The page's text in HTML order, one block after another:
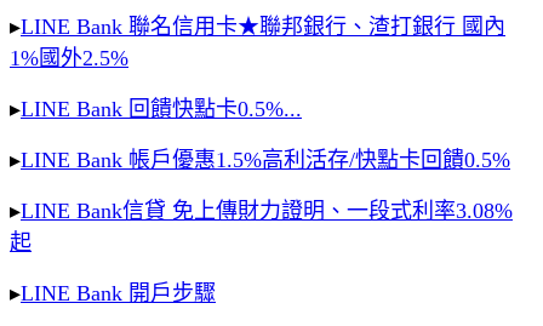
▸LINE Bank 聯名信用卡★聯邦銀行、渣打銀行 國內
1%國外2.5%
▸LINE Bank 回饋快點卡0.5%...
▸LINE Bank 帳戶優惠1.5%高利活存/快點卡回饋0.5%
▸LINE Bank信貸 免上傳財力證明、一段式利率3.08%
起
▸LINE Bank 開戶步驟